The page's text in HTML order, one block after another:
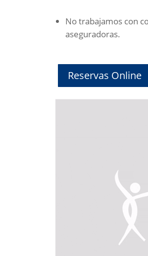
No trabajamos con
aseguradoras.
Reservas Online